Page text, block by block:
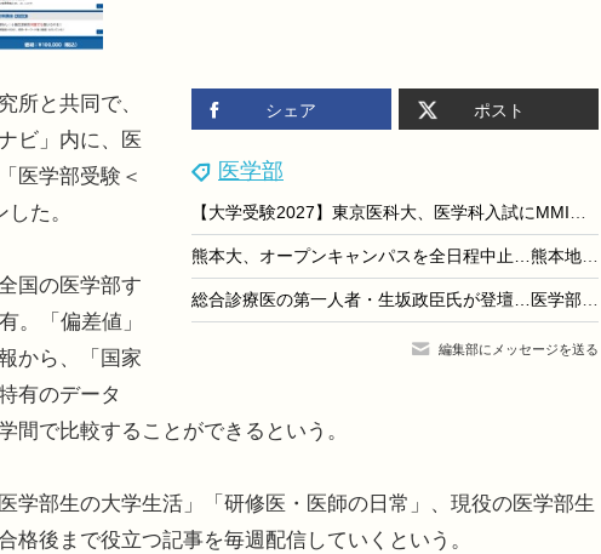
シェア ポスト
医学部
【大学受験2027】東京医科大、医学科入試にMMI導入…一般・共テ利用選抜で
熊本大、オープンキャンパスを全日程中止…熊本地震受け安全確保を優先
総合診療医の第一人者・生坂政臣氏が登壇…医学部受験イベント「医師を目指す君たちへ」東京9/13
編集部にメッセージを送る
所と共同で、
ビ」内に、医
医学部受験＜
た。
国の医学部す
。「偏差値」
から、「国家
有のデータ
間で比較することができるという。
部生の大学生活」「研修医・医師の日常」、現役の医学部生
格後まで役立つ記事を毎週配信していくという。